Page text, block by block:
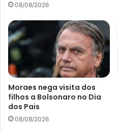
08/08/2026
Moraes nega visita dos
filhos a Bolsonaro no Dia
dos Pais
08/08/2026